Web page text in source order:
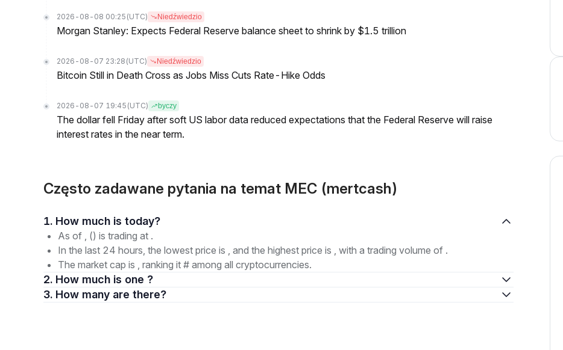
2026-08-08 00:25 (UTC) Niedźwiedzio
Morgan Stanley: Expects Federal Reserve balance sheet to shrink by $1.5 trillion
2026-08-07 23:28 (UTC) Niedźwiedzio
Bitcoin Still in Death Cross as Jobs Miss Cuts Rate-Hike Odds
2026-08-07 19:45 (UTC) byczy
The dollar fell Friday after soft US labor data reduced expectations that the Federal Reserve will raise
interest rates in the near term.
Często zadawane pytania na temat MEC (mertcash)
1. How much is today?
As of , () is trading at .
In the last 24 hours, the lowest price is , and the highest price is , with a trading volume of .
The market cap is , ranking it # among all cryptocurrencies.
2. How much is one ?
3. How many are there?